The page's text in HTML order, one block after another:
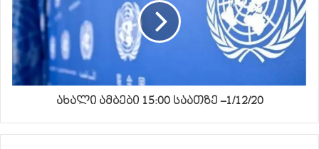
ახალი ამბები 15:00 საათზე –1/12/20